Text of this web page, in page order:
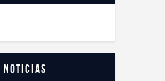
noticias